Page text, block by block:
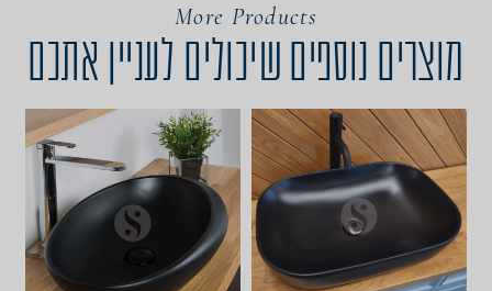
More Products
מוצרים נוספים שיכולים לעניין אתכם